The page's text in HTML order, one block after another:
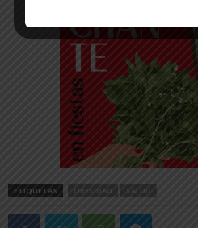
ETIQUETAS OBESIDAD SALUD